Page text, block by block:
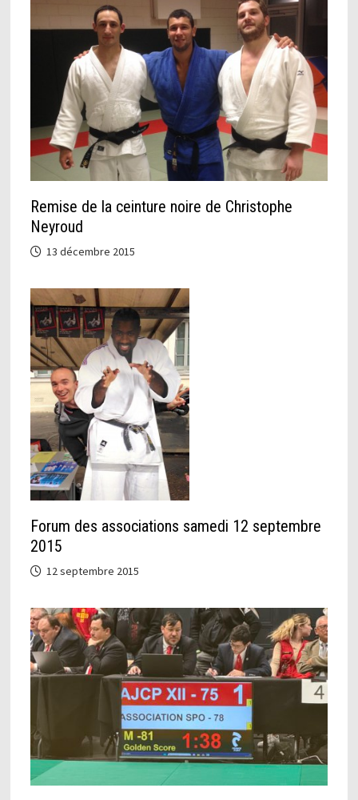
Remise de la ceinture noire de Christophe
Neyroud
13 décembre 2015
Forum des associations samedi 12 septembre
2015
12 septembre 2015